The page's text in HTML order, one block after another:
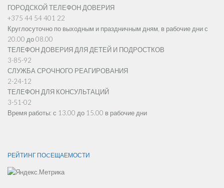
ГОРОДСКОЙ ТЕЛЕФОН ДОВЕРИЯ
+375 44 54 401 22
Круглосуточно по выходным и праздничным дням, в рабочие дни с
20.00 до 08.00
ТЕЛЕФОН ДОВЕРИЯ ДЛЯ ДЕТЕЙ И ПОДРОСТКОВ
3-85-92
СЛУЖБА СРОЧНОГО РЕАГИРОВАНИЯ
2-24-12
ТЕЛЕФОН ДЛЯ КОНСУЛЬТАЦИЙ
3-51-02
Время работы: с 13.00 до 15.00 в рабочие дни
РЕЙТИНГ ПОCЕЩАЕМОСТИ